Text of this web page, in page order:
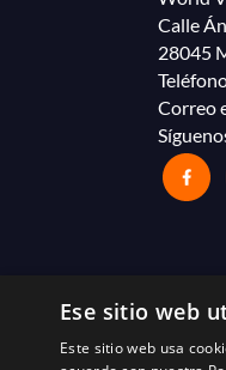
Calle
28045
Correo
Ese sitio web
Este sitio web usa